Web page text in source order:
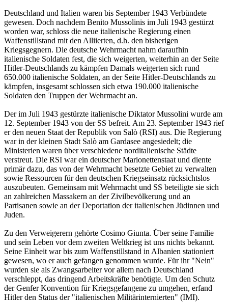
Deutschland und Italien waren bis September 1943 Verbündete
gewesen. Doch nachdem Benito Mussolinis im Juli 1943 gestürzt
worden war, schloss die neue italienische Regierung einen
Waffenstillstand mit den Alliierten, d.h. den bisherigen
Kriegsgegnern. Die deutsche Wehrmacht nahm daraufhin
italienische Soldaten fest, die sich weigerten, weiterhin an der Seite
Hitler-Deutschlands zu kämpfen Damals weigerten sich rund
650.000 italienische Soldaten, an der Seite Hitler-Deutschlands zu
kämpfen, insgesamt schlossen sich etwa 190.000 italienische
Soldaten den Truppen der Wehrmacht an.
Der im Juli 1943 gestürzte italienische Diktator Mussolini wurde am
12. September 1943 von der SS befreit. Am 23. September 1943 rief
er den neuen Staat der Republik von Salò (RSI) aus. Die Regierung
war in der kleinen Stadt Salò am Gardasee angesiedelt; die
Ministerien waren über verschiedene norditalienische Städte
verstreut. Die RSI war ein deutscher Marionettenstaat und diente
primär dazu, das von der Wehrmacht besetzte Gebiet zu verwalten
sowie Ressourcen für den deutschen Kriegseinsatz rücksichtslos
auszubeuten. Gemeinsam mit Wehrmacht und SS beteiligte sie sich
an zahlreichen Massakern an der Zivilbevölkerung und an
Partisanen sowie an der Deportation der italienischen Jüdinnen und
Juden.
Zu den Verweigerern gehörte Cosimo Giunta. Über seine Familie
und sein Leben vor dem zweiten Weltkrieg ist uns nichts bekannt.
Seine Einheit war bis zum Waffenstillstand in Albanien stationiert
gewesen, wo er auch gefangen genommen wurde. Für ihr "Nein"
wurden sie als Zwangsarbeiter vor allem nach Deutschland
verschleppt, das dringend Arbeitskräfte benötigte. Um den Schutz
der Genfer Konvention für Kriegsgefangene zu umgehen, erfand
Hitler den Status der "italienischen Militärinternierten" (IMI).